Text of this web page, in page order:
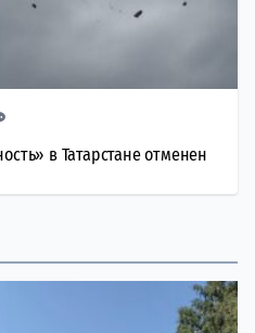
в Татарстане отменен